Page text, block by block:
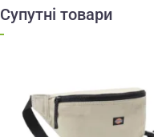
Супутні товари